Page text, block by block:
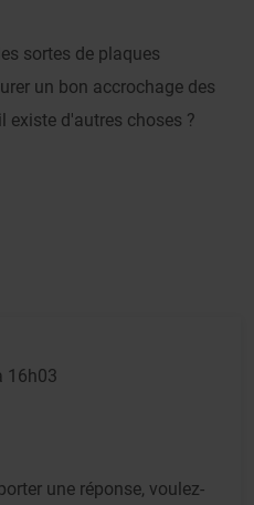
sortes de plaques
un bon accrochage des
existe d'autres choses ?
16h03
une réponse, voulez-